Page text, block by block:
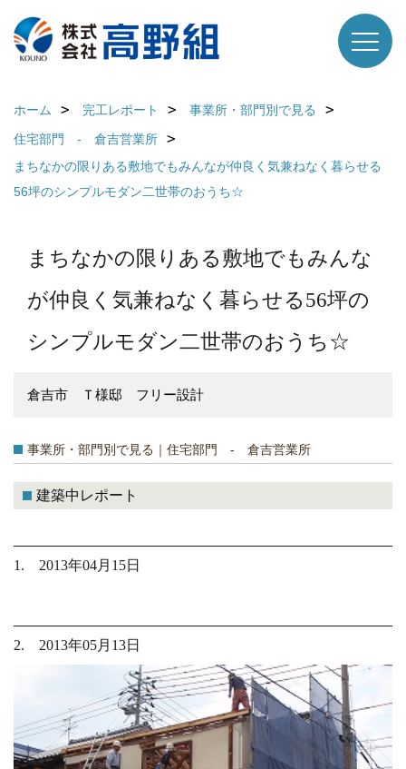
ホーム 完工レポート
事業所・部門別で見る
住宅部門 - 倉吉営業所
まちなかの限りある敷地でもみんなが仲良く気兼ねなく暮らせる
56坪のシンプルモダン二世帯のおうち☆
まちなかの限りある敷地でもみんな
が仲良く気兼ねなく暮らせる56坪の
シンプルモダン二世帯のおうち☆
倉吉市 Ｔ様邸 フリー設計
事業所・部門別で見る｜住宅部門 - 倉吉営業所
建築中レポート
1. 2013年04月15日
2. 2013年05月13日